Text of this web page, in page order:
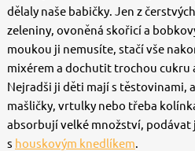
dělaly naše babičky. Jen z
zeleniny, ovoněná skořicí a
moukou ji nemusíte, stačí vše
mixérem a dochutit trochou cukru
Nejradši ji děti mají s těstovinami,
mašličky, vrtulky nebo třeba
absorbují velké množství, podávat
s houskovým knedlíkem.